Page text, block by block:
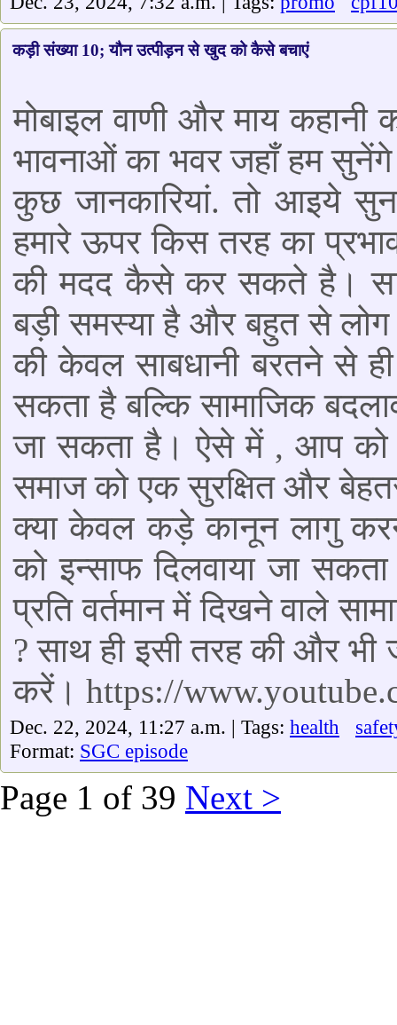
कड़ी संख्या 10; यौन उत्पीड़न से खुद को कैसे बचाएं
मोबाइल वाणी और माय
भावनाओं का भवर जहाँ हम
कुछ जानकारियां. तो आइये
हमारे ऊपर किस तरह का
की मदद कैसे कर सकते है।
बड़ी समस्या है और बहुत से
की केवल साबधानी बरतने से
सकता है बल्कि सामाजिक
जा सकता है। ऐसे में , आप को
समाज को एक सुरक्षित और
क्या केवल कड़े कानून लागु
को इन्साफ दिलवाया जा
प्रति वर्तमान में दिखने वाले
? साथ ही इसी तरह की और
करें। https://
Dec. 22, 2024, 11:27 a.m. | Tags: health
Format: SGC episode
Page 1 of 39 Next >